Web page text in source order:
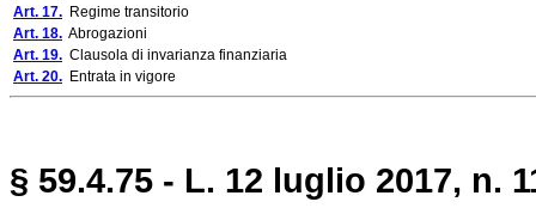
Art. 17. Regime transitorio
Art. 18. Abrogazioni
Art. 19. Clausola di invarianza finanziaria
Art. 20. Entrata in vigore
§ 59.4.75 - L. 12 luglio 2017, n.